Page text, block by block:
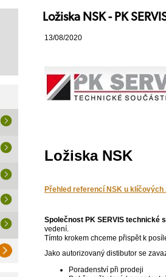
Ložiska NSK - PK
13/08/2020
Ložiska NSK
Přehled referencí NSK u
Společnost PK SERVIS
vedení.
Tímto krokem chceme přispět k
Jako autorizovaný distibutor se
Poradenství při prodeji